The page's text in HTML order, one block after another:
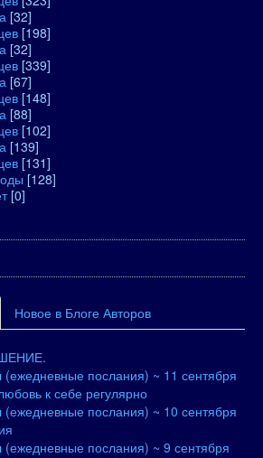
[32]
[198]
[32]
[339]
[67]
[148]
[88]
[102]
[139]
[131]
[128]
[0]
Новое в Блоге Авторов
(ежедневные послания) ~ 11 сентября
к себе регулярно
(ежедневные послания) ~ 10 сентября
(ежедневные послания) ~ 9 сентября